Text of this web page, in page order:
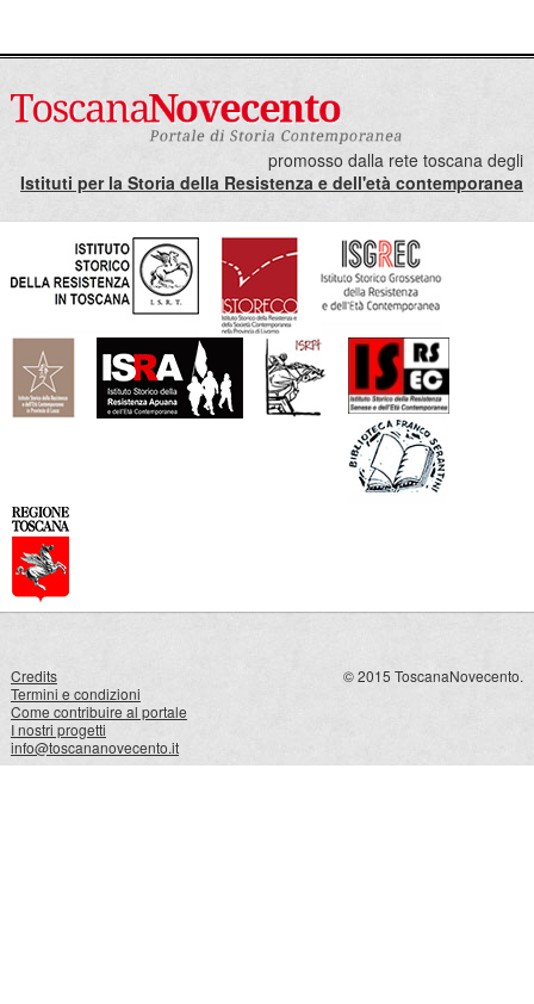
promosso dalla rete toscana degli
Istituti per la Storia della Resistenza e dell'età contemporanea
Credits
Termini e condizioni
Come contribuire al portale
I nostri progetti
info@toscananovecento.it
© 2015 ToscanaNovecento.